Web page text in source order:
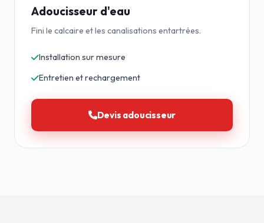
Adoucisseur d'eau
Fini le calcaire et les canalisations entartrées.
Installation sur mesure
Entretien et rechargement
Devis adoucisseur